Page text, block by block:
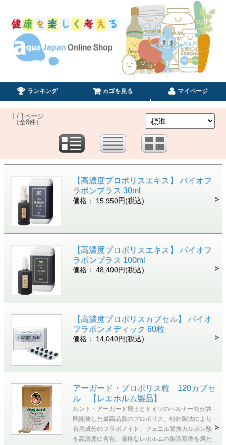
ランキング カゴを見る マイページ
1 / 1ページ
（全8件）
【高濃度プロポリスエキス】 バイオフ
ラボンプラス 30ml
価格： 15,950円(税込)
【高濃度プロポリスエキス】 バイオフ
ラボンプラス 100ml
価格： 48,400円(税込)
【高濃度プロポリスカプセル】 バイオ
フラボンメディック 60粒
価格： 14,040円(税込)
アーガード・プロポリス粒 120カプセ
ル 【レエホルム製品】
ルント・アーガード博士とドイツのベルナー社が共
同開発した最高品質のプロポリス。特許製法により
有用成分のフラボノイド、フェニル置換カルボン酸
を高濃度に含有。厳格なレホルムの製造基準を満た